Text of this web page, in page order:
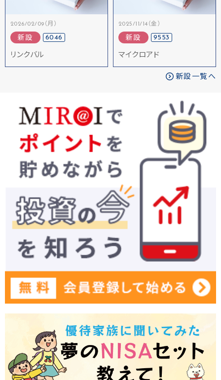
2026/02/09（月）
新設 6046
リンクバル
2025/11/14（金）
新設 9553
マイクロアド
新設一覧へ